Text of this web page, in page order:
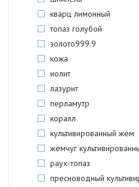
кварц лимонный
топаз голубой
золото999.9
кожа
иолит
лазурит
перламутр
коралл
культивированный жем
жемчуг
раух-топаз
пресноводный